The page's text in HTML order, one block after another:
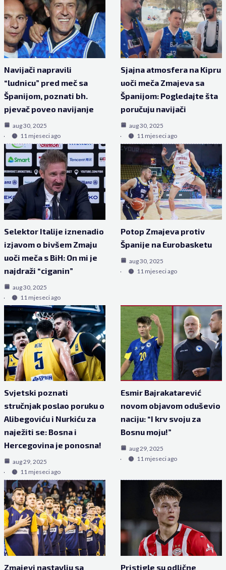
Navijači napravili
“ludnicu” pred meč sa
Španijom, poznati bh.
pjevač poveo navijanje
aug 30, 2025
11 mjeseci ago
Sjajna atmosfera na Kipru
uoči meča Zmajeva sa
Španijom: Pogledajte šta
poručuju navijači
aug 30, 2025
11 mjeseci ago
Selektor Italije iznenadio
izjavom o bivšem Zmaju
uoči meča s BiH: On mi je
najdraži “ciganin”
aug 30, 2025
11 mjeseci ago
Potop Zmajeva protiv
Španije na Eurobasketu
aug 30, 2025
11 mjeseci ago
Svjetski poznati
stručnjak poslao poruku o
Alibegoviću i Nurkiću za
naježiti se: Bosna i
Hercegovina je ponosna!
aug 29, 2025
11 mjeseci ago
Esmir Bajrakatarević
novom objavom oduševio
naciju: “I krv svoju za
Bosnu moju!”
aug 29, 2025
11 mjeseci ago
Zmajevi nastavlju sa Pristigle su odlične